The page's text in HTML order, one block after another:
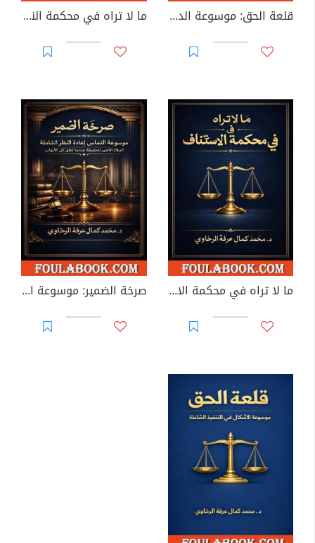
قلعة الحق: موسوعة الدفوع والطلبات العارضة الشاملة ما لا تراه في محكمة النقض
ما لا تراه في محكمة الاستئناف صرخة الضمير: موسوعة التماس إعادة النظر الشاملة